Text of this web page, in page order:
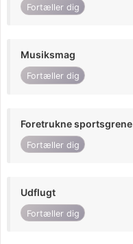
Fortæller dig
Musiksmag
Fortæller dig
Foretrukne sportsgrene
Fortæller dig
Udflugt
Fortæller dig